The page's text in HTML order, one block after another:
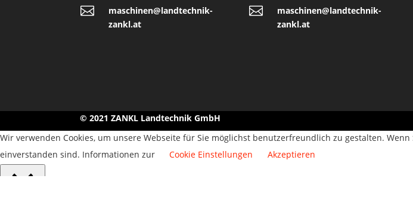

maschinen@landtechnik-
zankl.at

maschinen@landtechnik-
zankl.at
© 2021 ZANKL Landtechnik GmbH
Wir verwenden Cookies, um unsere Webseite für Sie möglichst benutzerfreundlich zu gestalten.
einverstanden sind. Informationen zur
Cookie Einstellungen Akzeptieren